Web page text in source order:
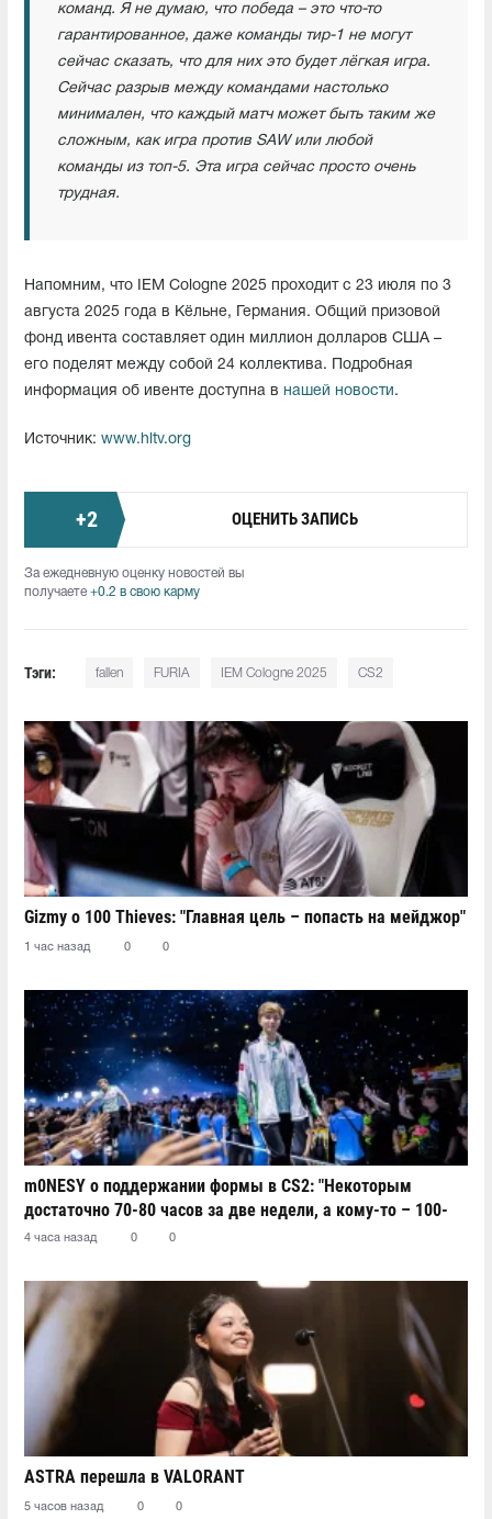
команд. Я не думаю, что победа – это что-то
гарантированное, даже команды тир-1 не могут
сейчас сказать, что для них это будет лёгкая игра.
Сейчас разрыв между командами настолько
минимален, что каждый матч может быть таким же
сложным, как игра против SAW или любой
команды из топ-5. Эта игра сейчас просто очень
трудная.
Напомним, что IEM Cologne 2025 проходит с 23 июля по 3
августа 2025 года в Кёльне, Германия. Общий призовой
фонд ивента составляет один миллион долларов США –
его поделят между собой 24 коллектива. Подробная
информация об ивенте доступна в нашей новости.
Источник: www.hltv.org
+2 ОЦЕНИТЬ ЗАПИСЬ
За ежедневную оценку новостей вы
получаете +0.2 в свою карму
Тэги: fallen FURIA IEM Cologne 2025 CS2
Gizmy о 100 Thieves: "Главная цель – попасть на мейджор"
1 час назад 0 0
m0NESY о поддержании формы в CS2: "Некоторым
достаточно 70-80 часов за две недели, а кому-то – 100-
110"
4 часа назад 0 0
ASTRA перешла в VALORANT
5 часов назад 0 0